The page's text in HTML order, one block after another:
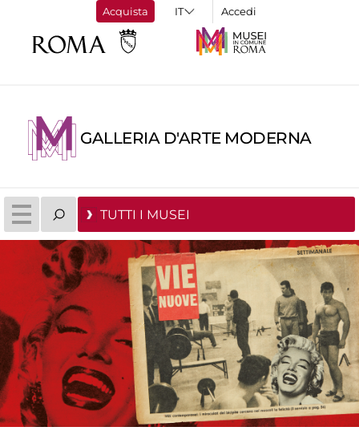
Acquista Accedi
GALLERIA D'ARTE MODERNA
TUTTI I MUSEI